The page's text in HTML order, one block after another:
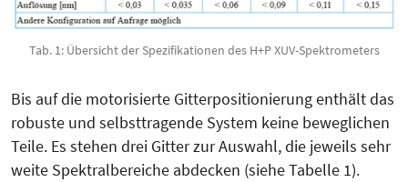
Tab. 1: Übersicht der Spezifikationen des H+P XUV-Spektrometers
Bis auf die motorisierte Gitterpo­sitionierung enthält das
robuste und selbsttragende System keine beweglichen
Teile. Es stehen drei Gitter zur Auswahl, die jeweils sehr
weite Spektralbereiche abdecken (siehe Tabelle 1).